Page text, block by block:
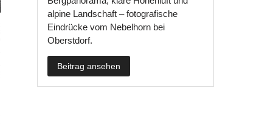
alpine Landschaft – fotografische
Eindrücke vom Nebelhorn bei
Oberstdorf.
Beitrag ansehen